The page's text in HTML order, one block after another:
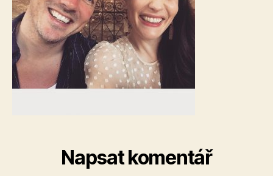
Napsat komentář